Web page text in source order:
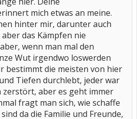
mich etwas an meine.
hinter mir, darunter auch
das Kämpfen nie
wenn man mal den
Wut irgendwo loswerden
bestimmt die meisten von hier
Tiefen durchlebt, jeder war
zerstört, aber es geht immer
fragt man sich, wie schaffe
da die Familie und Freunde,